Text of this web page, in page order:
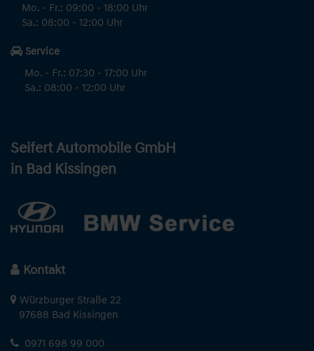
Mo. - Fr.: 09:00 - 18:00 Uhr
Sa.: 08:00 - 12:00 Uhr
Service
Mo. - Fr.: 07:30 - 17:00 Uhr
Sa.: 08:00 - 12:00 Uhr
Seifert Automobile GmbH
in Bad Kissingen
Kontakt
Würzburger Straße 22
97688 Bad Kissingen
0971 698 99 000